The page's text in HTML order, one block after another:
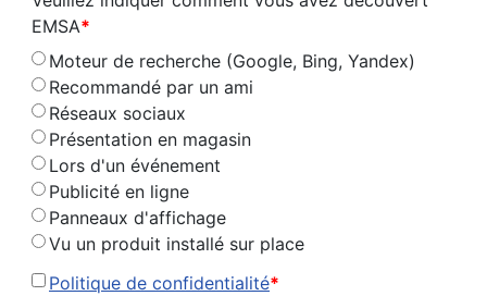
EMSA*
Moteur de recherche (Google, Bing, Yandex)
Recommandé par un ami
Réseaux sociaux
Présentation en magasin
Lors d'un événement
Publicité en ligne
Panneaux d'affichage
Vu un produit installé sur place
Politique de confidentialité*